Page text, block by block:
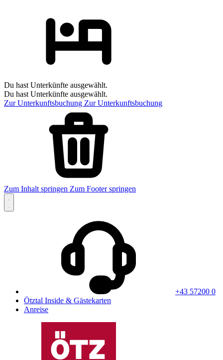
Du hast Unterkünfte ausgewählt.
Du hast Unterkünfte ausgewählt.
Zur Unterkunftsbuchung Zur Unterkunftsbuchung
Zum Inhalt springen Zum Footer springen
+43 57200 0
Ötztal Inside & Gästekarten
Anreise